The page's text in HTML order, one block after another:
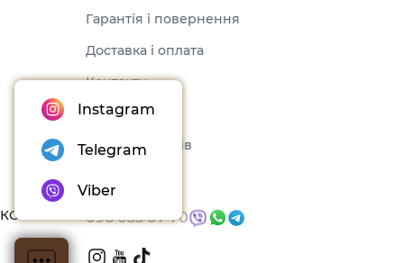
Гарантія і повернення
Доставка і оплата
Контакти
Оферта
Набори товарів
КОНТАКТИ 096 035 07 70
Instagram
Telegram
Viber